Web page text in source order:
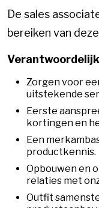
De sales
bereiken van
Zorgen voor
uitstekende
Eerste
kortingen en
Een
productkennis.
Opbouwen en
relaties met
Outfit